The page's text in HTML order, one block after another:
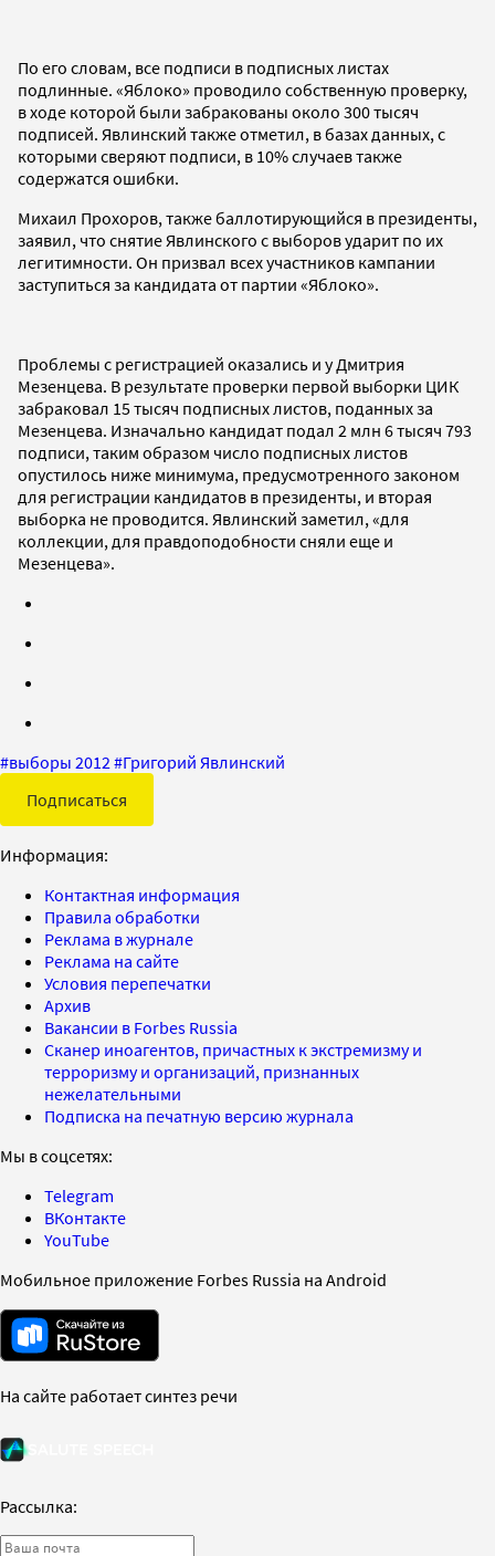
По его словам, все подписи в подписных листах
подлинные. «Яблоко» проводило собственную проверку,
в ходе которой были забракованы около 300 тысяч
подписей. Явлинский также отметил, в базах данных, с
которыми сверяют подписи, в 10% случаев также
содержатся ошибки.
Михаил Прохоров, также баллотирующийся в президенты,
заявил, что снятие Явлинского с выборов ударит по их
легитимности. Он призвал всех участников кампании
заступиться за кандидата от партии «Яблоко».
Проблемы с регистрацией оказались и у Дмитрия
Мезенцева. В результате проверки первой выборки ЦИК
забраковал 15 тысяч подписных листов, поданных за
Мезенцева. Изначально кандидат подал 2 млн 6 тысяч 793
подписи, таким образом число подписных листов
опустилось ниже минимума, предусмотренного законом
для регистрации кандидатов в президенты, и вторая
выборка не проводится. Явлинский заметил, «для
коллекции, для правдоподобности сняли еще и
Мезенцева».
#выборы 2012 #Григорий Явлинский
Подписаться
Информация:
Контактная информация
Правила обработки
Реклама в журнале
Реклама на сайте
Условия перепечатки
Архив
Вакансии в Forbes Russia
Сканер иноагентов, причастных к экстремизму и
терроризму и организаций, признанных
нежелательными
Подписка на печатную версию журнала
Мы в соцсетях:
Telegram
ВКонтакте
YouTube
Мобильное приложение Forbes Russia на Android
На сайте работает синтез речи
Рассылка: